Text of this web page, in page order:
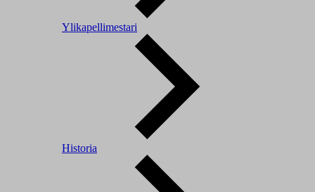
Ylikapellimestari
Historia